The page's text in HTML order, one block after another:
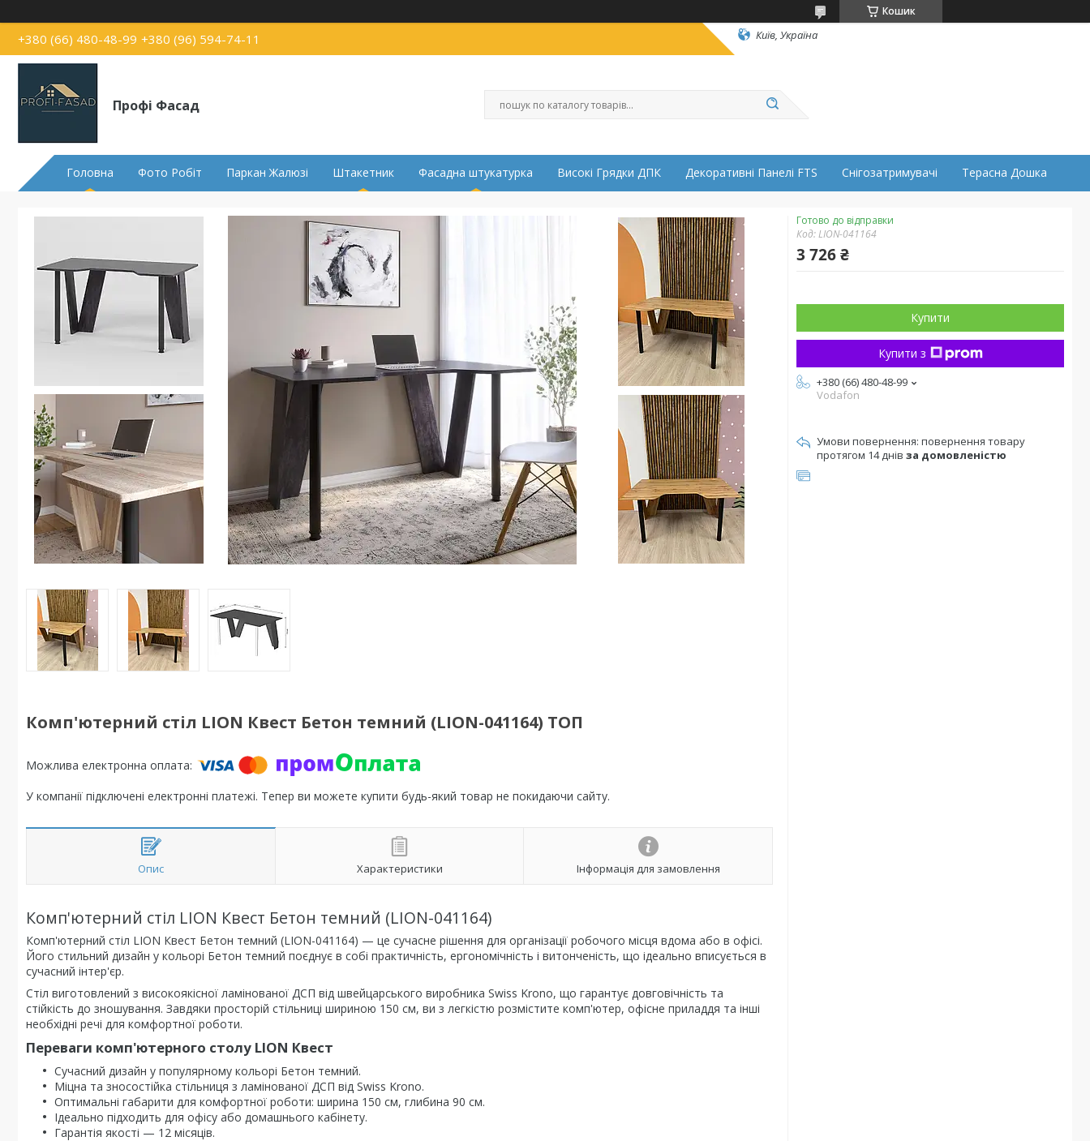
Кошик
+380 (66) 480-48-99 +380 (96) 594-74-11 Київ, Україна
Профі Фасад
Головна Фото Робіт Паркан Жалюзі Штакетник Фасадна штукатурка Високі Грядки ДПК Декоративні Панелі FTS Снігозатримувачі Терасна Дошка
Комп'ютерний стіл LION Квест Бетон темний (LION-041164) ТОП
У компанії підключені електронні платежі. Тепер ви можете купити будь-який товар не покидаючи сайту.
Опис Характеристики Інформація для замовлення
Комп'ютерний стіл LION Квест Бетон темний (LION-041164)
Комп'ютерний стіл LION Квест Бетон темний (LION-041164) — це сучасне рішення для організації робочого місця вдома або в офісі.
Його стильний дизайн у кольорі Бетон темний поєднує в собі практичність, ергономічність і витонченість, що ідеально вписується в
сучасний інтер'єр.
Стіл виготовлений з високоякісної ламінованої ДСП від швейцарського виробника Swiss Krono, що гарантує довговічність та
стійкість до зношування. Завдяки просторій стільниці шириною 150 см, ви з легкістю розмістите комп'ютер, офісне приладдя та інші
необхідні речі для комфортної роботи.
Переваги комп'ютерного столу LION Квест
Сучасний дизайн у популярному кольорі Бетон темний.
Міцна та зносостійка стільниця з ламінованої ДСП від Swiss Krono.
Оптимальні габарити для комфортної роботи: ширина 150 см, глибина 90 см.
Ідеально підходить для офісу або домашнього кабінету.
Гарантія якості — 12 місяців.
Готово до відправки
Код:LION-041164
3 726 ₴
Купити
Купити з
+380 (66) 480-48-99
Vodafon
повернення товару
протягом 14 днів за домовленістю